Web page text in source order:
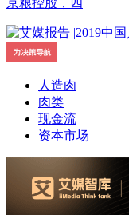
京粮控股，四
人造肉
肉类
现金流
资本市场